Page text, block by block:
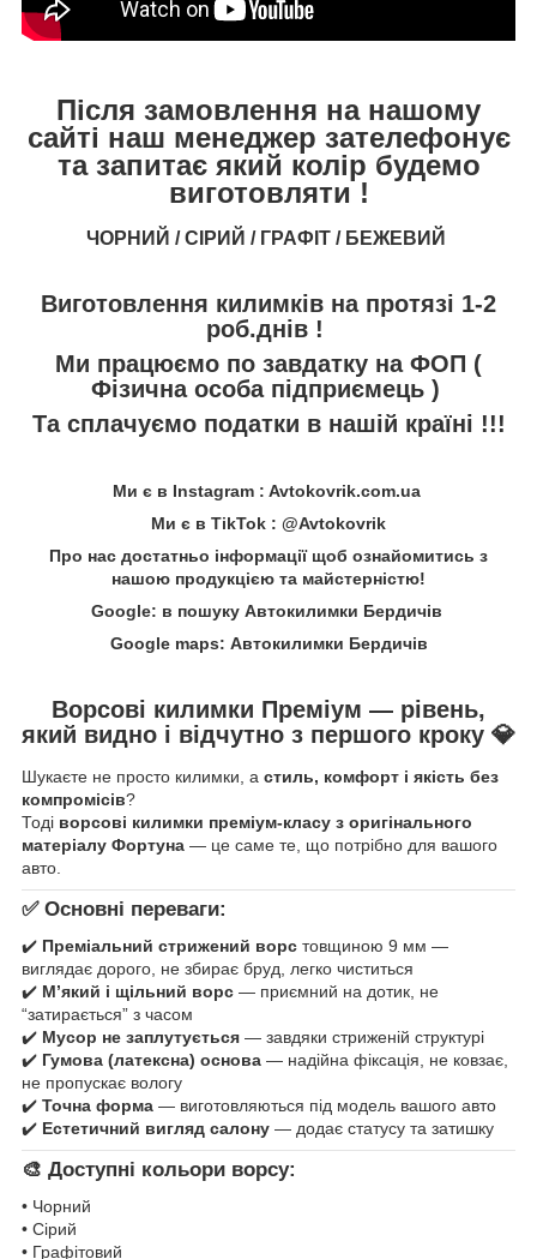
Після замовлення на нашому
сайті наш менеджер зателефонує
та запитає який колір будемо
виготовляти !
ЧОРНИЙ / СІРИЙ / ГРАФІТ / БЕЖЕВИЙ
Виготовлення килимків на протязі 1-2
роб.днів !
Ми працюємо по завдатку на ФОП (
Фізична особа підприємець )
Та сплачуємо податки в нашій країні !!!
Ми є в Instagram : Avtokovrik.com.ua
Ми є в TikTok : @Avtokovrik
Про нас достатньо інформації щоб ознайомитись з
нашою продукцією та майстерністю!
Google: в пошуку Автокилимки Бердичів
Google maps: Автокилимки Бердичів
Ворсові килимки Преміум — рівень,
який видно і відчутно з першого кроку 💎
Шукаєте не просто килимки, а стиль, комфорт і якість без
компромісів?
Тоді ворсові килимки преміум-класу з оригінального
матеріалу Фортуна — це саме те, що потрібно для вашого
авто.
✅ Основні переваги:
✔️ Преміальний стрижений ворс товщиною 9 мм —
виглядає дорого, не збирає бруд, легко чиститься
✔️ М’який і щільний ворс — приємний на дотик, не
“затирається” з часом
✔️ Мусор не заплутується — завдяки стриженій структурі
✔️ Гумова (латексна) основа — надійна фіксація, не ковзає,
не пропускає вологу
✔️ Точна форма — виготовляються під модель вашого авто
✔️ Естетичний вигляд салону — додає статусу та затишку
🎨 Доступні кольори ворсу:
• Чорний
• Сірий
• Графітовий